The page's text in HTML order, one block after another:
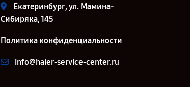
Екатеринбург, ул. Мамина-
Сибиряка, 145
Политика конфиденциальности
info@haier-service-center.ru